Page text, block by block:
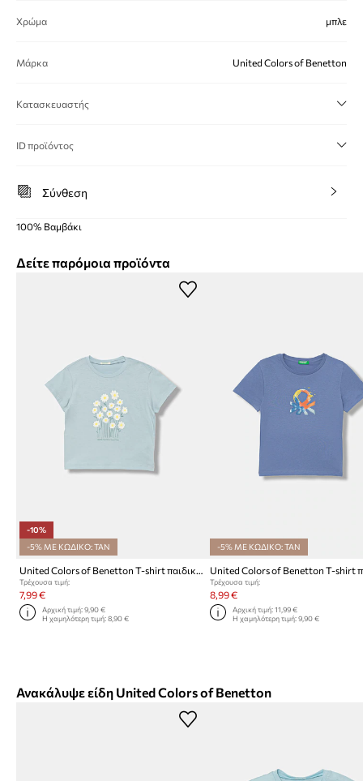
Χρώμα μπλε
Μάρκα United Colors of Benetton
Κατασκευαστής
ID προϊόντος
Σύνθεση
100% Βαμβάκι
Δείτε παρόμοια προϊόντα
-10%
-5% ΜΕ ΚΩΔΙΚΟ: TAN
United Colors of Benetton T-shirt παιδικό βαμβακερό
Τρέχουσα τιμή:
7,99 €
Αρχική τιμή:9,90 €
Η χαμηλότερη τιμή:8,90 €
-5% ΜΕ ΚΩΔΙΚΟ: TAN
Τρέχουσα τιμή:
8,99 €
Αρχική τιμή: 11,99 €
Η χαμηλότερη τιμή: 9,90 €
Ανακάλυψε είδη United Colors of Benetton